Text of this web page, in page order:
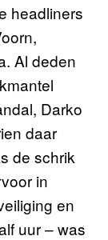
headliners
Al deden
Darko
daar
de schrik
in
en
uur – was